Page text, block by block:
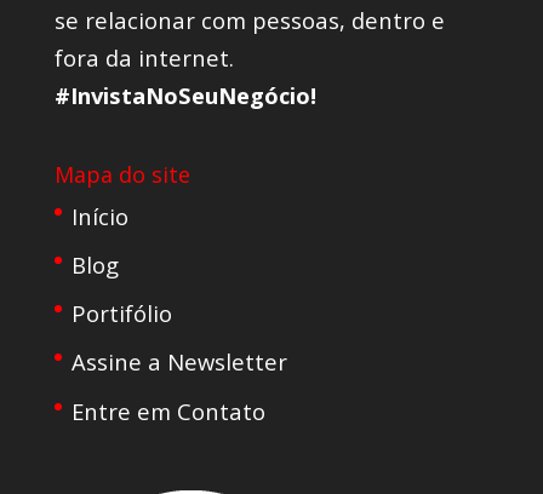
se relacionar com pessoas, dentro e
fora da internet.
#InvistaNoSeuNegócio!
Mapa do site
Início
Blog
Portifólio
Assine a Newsletter
Entre em Contato